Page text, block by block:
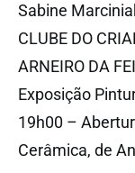
Sabine
CLUBE DO
ARNEIRO DA
Exposição
19h00 –
Cerâmica, de